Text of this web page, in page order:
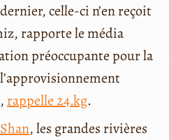
celle-ci n’en reçoit
rapporte le média
préoccupante pour la
rappelle 24.kg.
, les grandes rivières